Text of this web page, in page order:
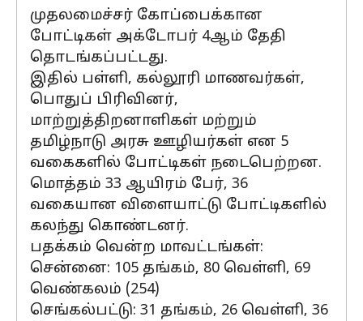
முதலமைச்சர் கோப்பைக்கான
போட்டிகள் அக்டோபர் 4ஆம் தேதி
தொடங்கப்பட்டது.
இதில் பள்ளி, கல்லூரி மாணவர்கள்,
பொதுப் பிரிவினர்,
மாற்றுத்திறனாளிகள் மற்றும்
தமிழ்நாடு அரசு ஊழியர்கள் என 5
வகைகளில் போட்டிகள் நடைபெற்றன.
மொத்தம் 33 ஆயிரம் பேர், 36
வகையான விளையாட்டு போட்டிகளில்
கலந்து கொண்டனர்.
பதக்கம் வென்ற மாவட்டங்கள்:
சென்னை: 105 தங்கம், 80 வெள்ளி, 69
வெண்கலம் (254)
செங்கல்பட்டு: 31 தங்கம், 26 வெள்ளி, 36